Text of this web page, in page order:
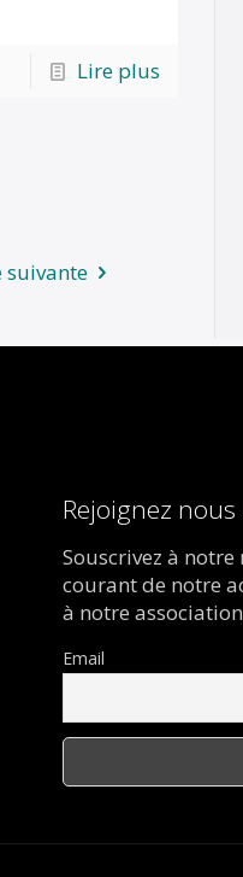
Lire plus
suivante
Rejoignez nous
Souscrivez à
courant de notre
à notre association
Email